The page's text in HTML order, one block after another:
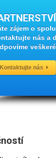
zájem o
nás a
Kontaktujte nás